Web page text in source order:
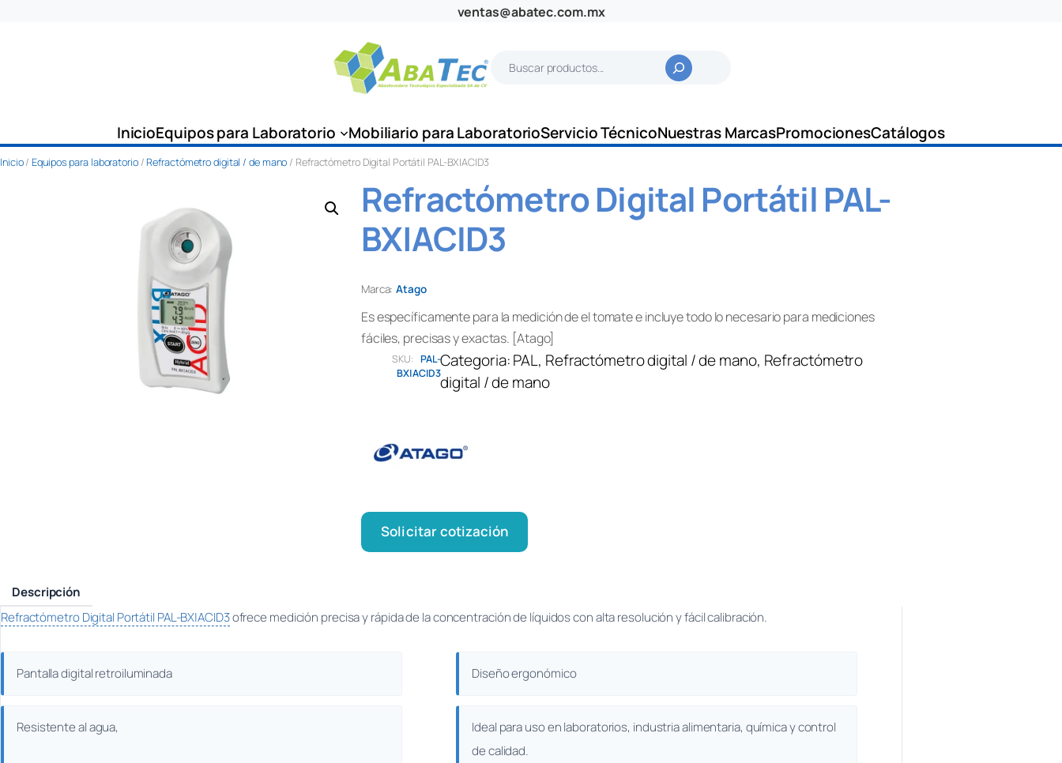
ventas@abatec.com.mx
c
a
InicioEquipos para Laboratorio Mobiliario para LaboratorioServicio TécnicoNuestras MarcasPromocionesCatálogos
Inicio/Equipos para laboratorio/Refractómetro digital / de mano / Refractómetro Digital Portátil PAL-BX|ACID3
Refractómetro Digital Portátil PAL-
BX|ACID3
Marca: Atago
Es específicamente para la medición de el tomate e incluye todo lo necesario para mediciones
fáciles, precisas y exactas. [Atago]
SKU: PAL-
BX|ACID3
Categoria:PAL, Refractómetro digital / de mano, Refractómetro
digital / de mano
Solicitar cotización
Descripción
Refractómetro Digital Portátil PAL-BX|ACID3ofrece medición precisa y rápida de la concentración de líquidos con alta resolución y fácil calibración.
Pantalla digital retroiluminada Diseño ergonómico
Resistente al agua,
Ideal para uso en laboratorios, industria alimentaria, química y control
de calidad.